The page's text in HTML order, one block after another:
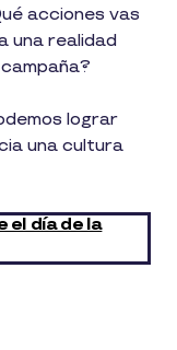
acciones vas
una realidad
lograr
una cultura
el día de la